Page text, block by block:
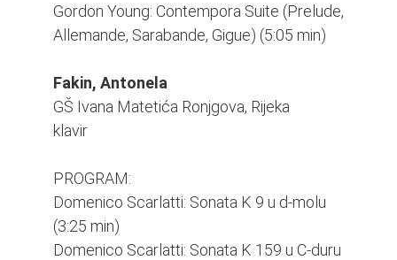
Gordon Young: Contempora Suite (Prelude,
Allemande, Sarabande, Gigue) (5:05 min)
Fakin, Antonela
GŠ Ivana Matetića Ronjgova, Rijeka
klavir
PROGRAM:
Domenico Scarlatti: Sonata K 9 u d-molu
(3:25 min)
Domenico Scarlatti: Sonata K 159 u C-duru